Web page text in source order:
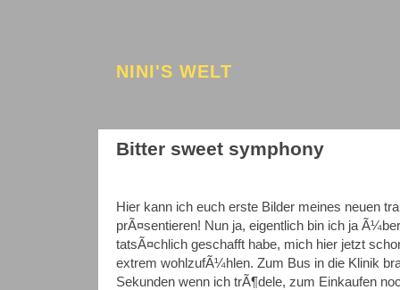
NINI'S WELT
Bitter sweet symphony
Hier kann ich euch erste Bilder meines neuen
prÃ¤sentieren! Nun ja, eigentlich bin ich ja
tatsÃ¤chlich geschafft habe, mich hier jetzt
extrem wohlzufÃ¼hlen. Zum Bus in die Klinik
Sekunden wenn ich trÃ¶dele, zum Einkaufen